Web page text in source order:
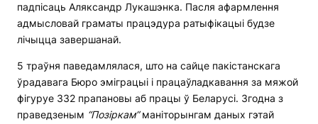
падпісаць Аляксандр Лукашэнка. Пасля афармлення
адмысловай граматы працэдура ратыфікацыі будзе
лічыцца завершанай.
5 траўня паведамлялася, што на сайце пакістанскага
ўрадавага Бюро эміграцыі і працаўладкавання за мяжой
фігуруе 332 прапановы аб працы ў Беларусі. Згодна з
праведзеным “Позіркам”маніторынгам даных гэтай